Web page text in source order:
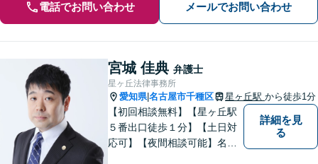
電話でお問い合わせ メールでお問い合わせ
宮城 佳典 弁護士
星ヶ丘法律事務所
愛知県|名古屋市千種区 星ヶ丘駅 から徒歩1分
【初回相談無料】【星ヶ丘駅
５番出口徒歩１分】【土日対
応可】【夜間相談可能】名古
詳細を見
る